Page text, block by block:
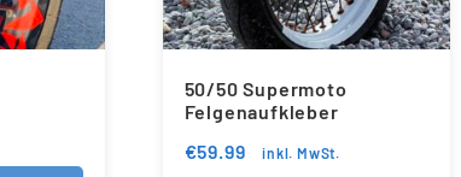
50/50 Supermoto
Felgenaufkleber
€59.99 inkl. MwSt.